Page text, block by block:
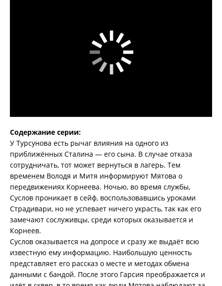
Содержание серии:
У Турсунова есть рычаг влияния на одного из
приближённых Сталина — его сына. В случае отказа
сотрудничать, тот может вернуться в лагерь. Тем
временем Володя и Митя информируют Мятова о
передвижениях Корнеева. Ночью, во время службы,
Суслов проникает в сейф, воспользовавшись уроками
Страдивари, но не успевает ничего украсть, так как его
замечают сослуживцы, среди которых оказывается и
Корнеев.
Суслов оказывается на допросе и сразу же выдаёт всю
известную ему информацию. Наибольшую ценность
представляет его рассказ о месте и методах обмена
данными с бандой. После этого Гарсия преображается и